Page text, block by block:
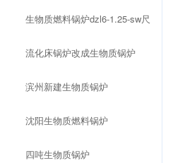
生物质燃料锅炉dzl6-1.25-sw尺
流化床锅炉改成生物质锅炉
滨州新建生物质锅炉
沈阳生物质燃料锅炉
四吨生物质锅炉